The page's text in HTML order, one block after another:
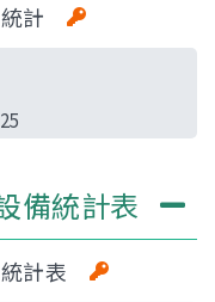
計
備統計表
計表